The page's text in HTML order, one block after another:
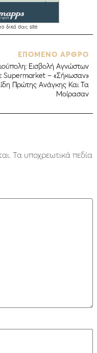
ΕΠΟΜΕΝΟ ΑΡΘΡΟ
Εισβολή Αγνώστων
Supermarket – «Σήκωσαν»
Πρώτης Ανάγκης Και Τα
Μοίρασαν
Τα υποχρεωτικά πεδία